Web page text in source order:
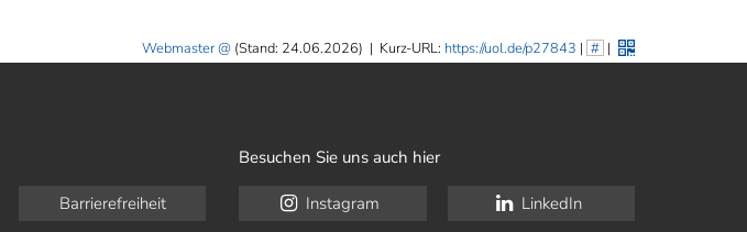
Webmaster (Stand: 24.06.2026) | Kurz-URL: https://uol.de/p27843 | # |
Barrierefreiheit
Besuchen Sie uns auch hier
Instagram LinkedIn